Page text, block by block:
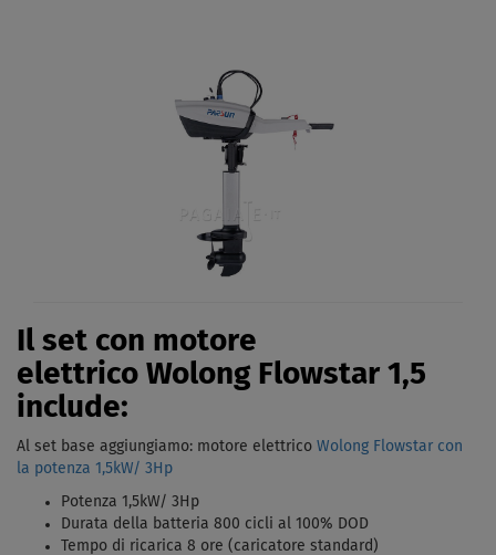
Il set con motore
elettrico Wolong Flowstar 1,5
include:
Al set base aggiungiamo: motore elettrico Wolong Flowstar con
la potenza 1,5kW/ 3Hp
Potenza 1,5kW/ 3Hp
Durata della batteria 800 cicli al 100% DOD
Tempo di ricarica 8 ore (caricatore standard)